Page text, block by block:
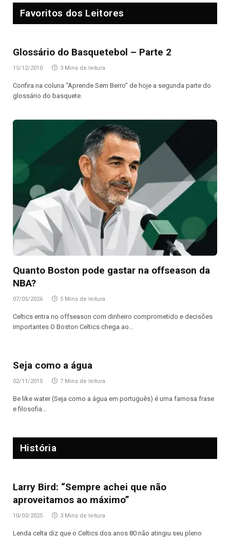
Favoritos dos Leitores
Glossário do Basquetebol – Parte 2
15/12/2010 3 Mins de leitura
Confira na coluna “Aprende Sem Berro” de hoje a segunda parte do
glossário do basquete.
Quanto Boston pode gastar na offseason da
NBA?
07/05/2026 5 Mins de leitura
Celtics entra no offseason com dinheiro comprometido e decisões
importantes O Boston Celtics chega ao…
Seja como a água
02/11/2015 7 Mins de leitura
Be like water (Seja como a água em português) é uma famosa frase
e filosofia…
História
Larry Bird: “Sempre achei que não
aproveitamos ao máximo”
10/03/2025 3 Mins de leitura
Lenda celta diz que o Celtics dos anos 80 não atingiu seu pleno